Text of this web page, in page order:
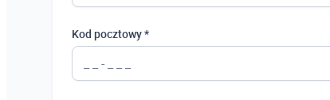
Kod pocztowy *